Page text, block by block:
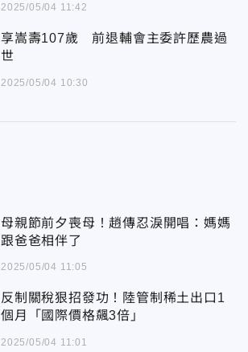
2025/05/04 11:42
享嵩壽107歲 前退輔會主委許歷農過
世
2025/05/04 10:30
母親節前夕喪母！趙傳忍淚開唱：媽媽
跟爸爸相伴了
2025/05/04 11:05
反制關稅狠招發功！陸管制稀土出口1
個月「國際價格飆3倍」
2025/05/04 11:01